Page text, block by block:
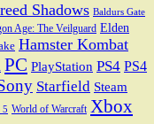
Shadows Baldurs Gate
Age: The Veilguard Elden
Hamster Kombat
PC PlayStation PS4 PS4
Starfield Steam
5 World of Warcraft Xbox